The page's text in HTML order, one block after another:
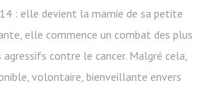
: elle devient la mamie de sa petite
elle commence un combat des plus
contre le cancer. Malgré cela,
volontaire, bienveillante envers